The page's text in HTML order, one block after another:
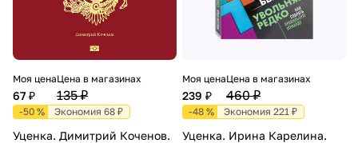
Моя цена
67 ₽
Цена в магазинах
135 ₽
-50 % Экономия 68 ₽
Уценка. Димитрий Коченов.
Моя цена
239 ₽
Цена в магазинах
460 ₽
-48 % Экономия 221 ₽
Уценка. Ирина Карелина.